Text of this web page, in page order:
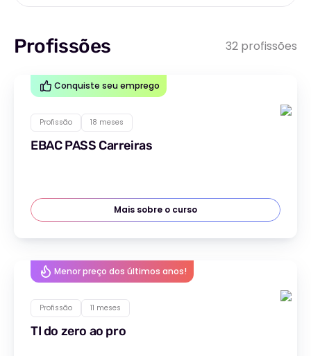
Profissões 32 profissões
Conquiste seu emprego
Profissão 18 meses
EBAC PASS Carreiras
Mais sobre o curso
Menor preço dos últimos anos!
Profissão 11 meses
TI do zero ao pro